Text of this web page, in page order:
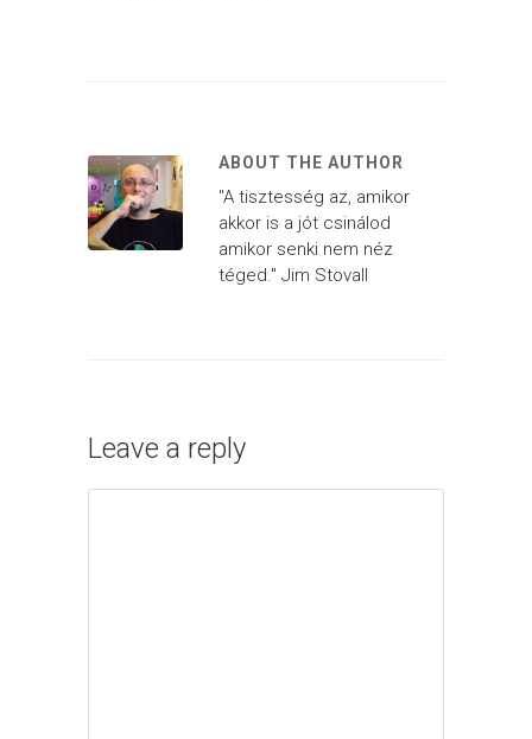
ABOUT THE AUTHOR
"A tisztesség az, amikor
akkor is a jót csinálod
amikor senki nem néz
téged." Jim Stovall
Leave a reply